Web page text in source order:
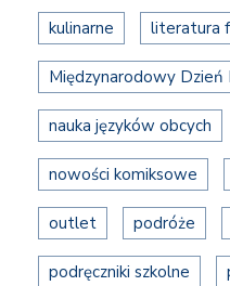
kulinarne literatura
Międzynarodowy Dzień
nauka języków obcych
nowości komiksowe
outlet podróże
podręczniki szkolne